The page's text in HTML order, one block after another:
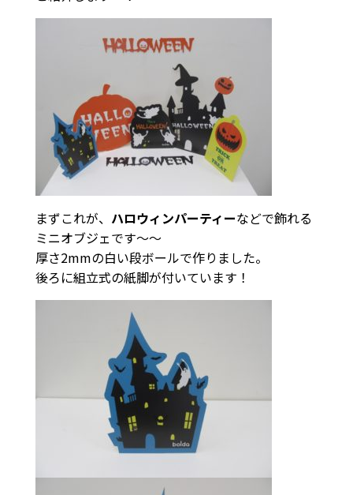
まずこれが、 ハロウィンパーティーなどで飾れる
ミニオブジェです〜〜
厚さ2mmの白い段ボールで作りました。
後ろに組立式の紙脚が付いています！